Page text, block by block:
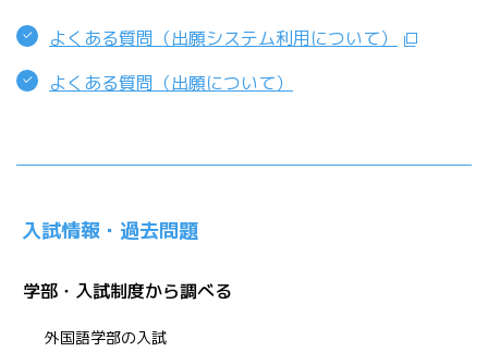
よくある質問（出願システム利用について）
よくある質問（出願について）
入試情報・過去問題
学部・入試制度から調べる
外国語学部の入試